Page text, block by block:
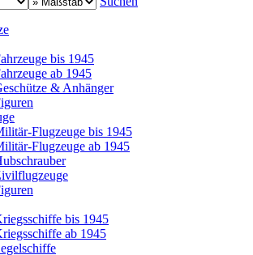
bis 1945
ab 1945
& Anhänger
Flugzeuge bis 1945
Flugzeuge ab 1945
bis 1945
ab 1945